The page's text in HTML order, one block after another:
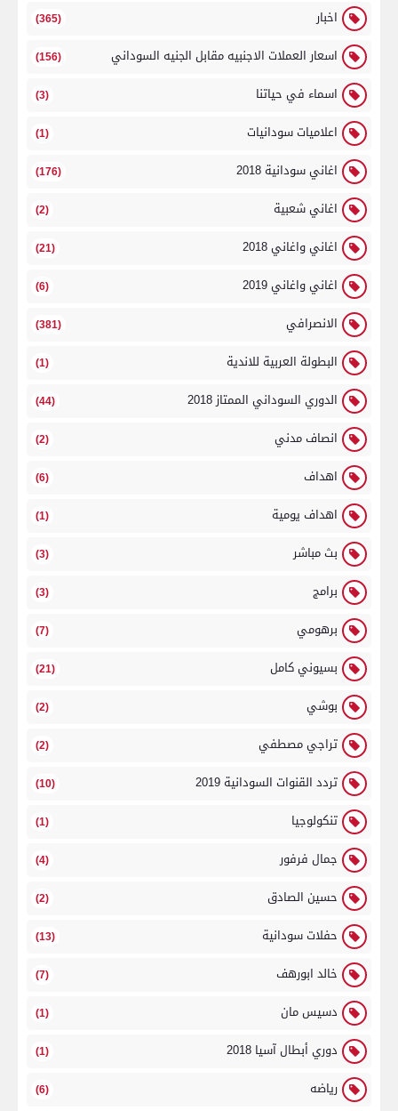
اخبار (365)
اسعار العملات الاجنبيه مقابل الجنيه السوداني (156)
اسماء في حياتنا (3)
اعلاميات سودانيات (1)
اغاني سودانية 2018 (176)
اغاني شعبية (2)
اغاني واغاني 2018 (21)
اغاني واغاني 2019 (6)
الانصرافي (381)
البطولة العربية للاندية (1)
الدوري السوداني الممتاز 2018 (44)
انصاف مدني (2)
اهداف (6)
اهداف يومية (1)
بث مباشر (3)
برامج (3)
برهومي (7)
بسيوني كامل (21)
بوشي (2)
تراجي مصطفي (2)
تردد القنوات السودانية 2019 (10)
تنكولوجيا (1)
جمال فرفور (4)
حسين الصادق (2)
حفلات سودانية (13)
خالد ابورهف (7)
دسيس مان (1)
دوري أبطال آسيا 2018 (1)
رياضه (6)